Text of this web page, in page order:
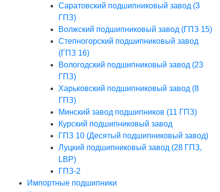
Саратовский подшипниковый завод (3
ГПЗ)
Волжский подшипниковый завод (ГПЗ 15)
Степногорский подшипниковый завод
(ГПЗ 16)
Вологодский подшипниковый завод (23
ГПЗ)
Харьковский подшипниковый завод (8
ГПЗ)
Минский завод подшипников (11 ГПЗ)
Курский подшипниковый завод
ГПЗ 10 (Десятый подшипниковый завод)
Луцкий подшипниковый завод (28 ГПЗ,
LBP)
ГПЗ-2
Импортные подшипники